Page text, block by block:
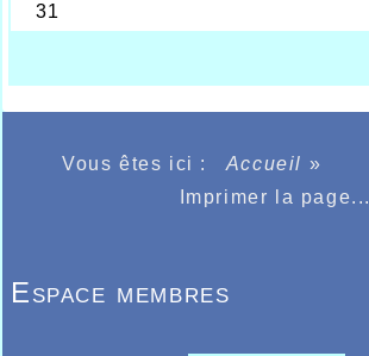
Vous êtes ici : Accueil »
Imprimer la page...
Espace membres